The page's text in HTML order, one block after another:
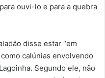
ouvi-lo e para a quebra
disse estar “em
calúnias envolvendo
Segundo ele, não